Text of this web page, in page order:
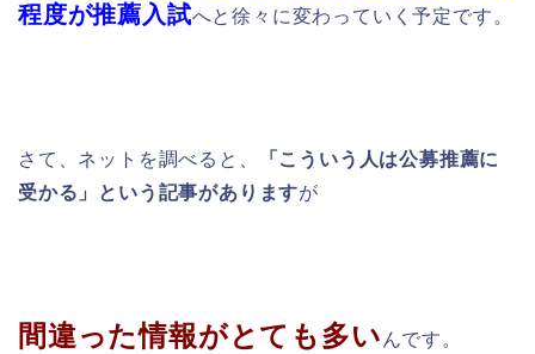
程度が推薦入試へと徐々に変わっていく予定です。
さて、ネットを調べると、
「こういう人は公募推薦に
受かる」という記事がありますが
間違った情報がとても多い んです。